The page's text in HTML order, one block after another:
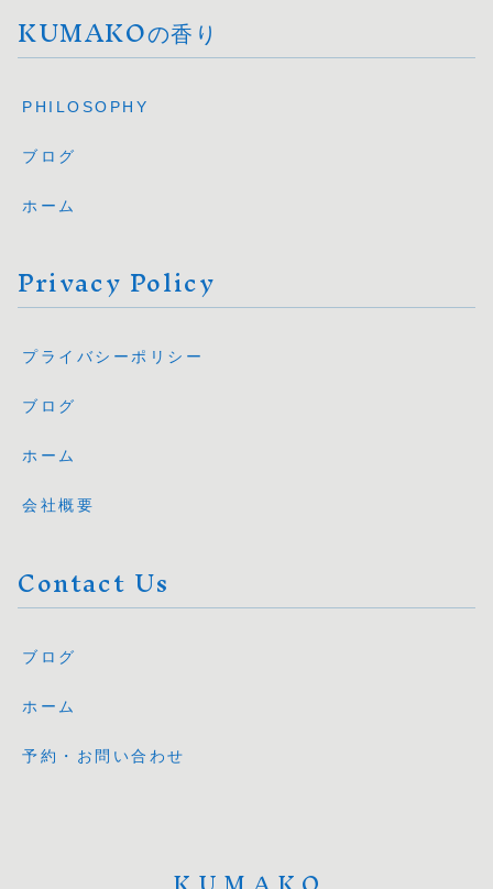
KUMAKOの香り
PHILOSOPHY
ブログ
ホーム
Privacy Policy
プライバシーポリシー
ブログ
ホーム
会社概要
Contact Us
ブログ
ホーム
予約・お問い合わせ